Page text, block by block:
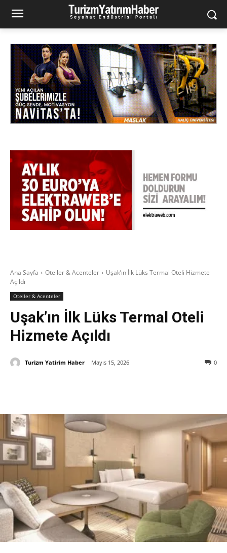
Ana Sayfa Oteller & Acenteler
Uşak’ın İlk Lüks Termal Oteli Hizmete
Açıldı
Oteller & Acenteler
Uşak’ın İlk Lüks Termal Oteli
Hizmete Açıldı
0
Turizm Yatirim Haber Mayıs 15, 2026